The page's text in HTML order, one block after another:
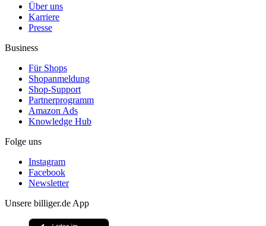
Über uns
Karriere
Presse
Business
Für Shops
Shopanmeldung
Shop-Support
Partnerprogramm
Amazon Ads
Knowledge Hub
Folge uns
Instagram
Facebook
Newsletter
Unsere billiger.de App